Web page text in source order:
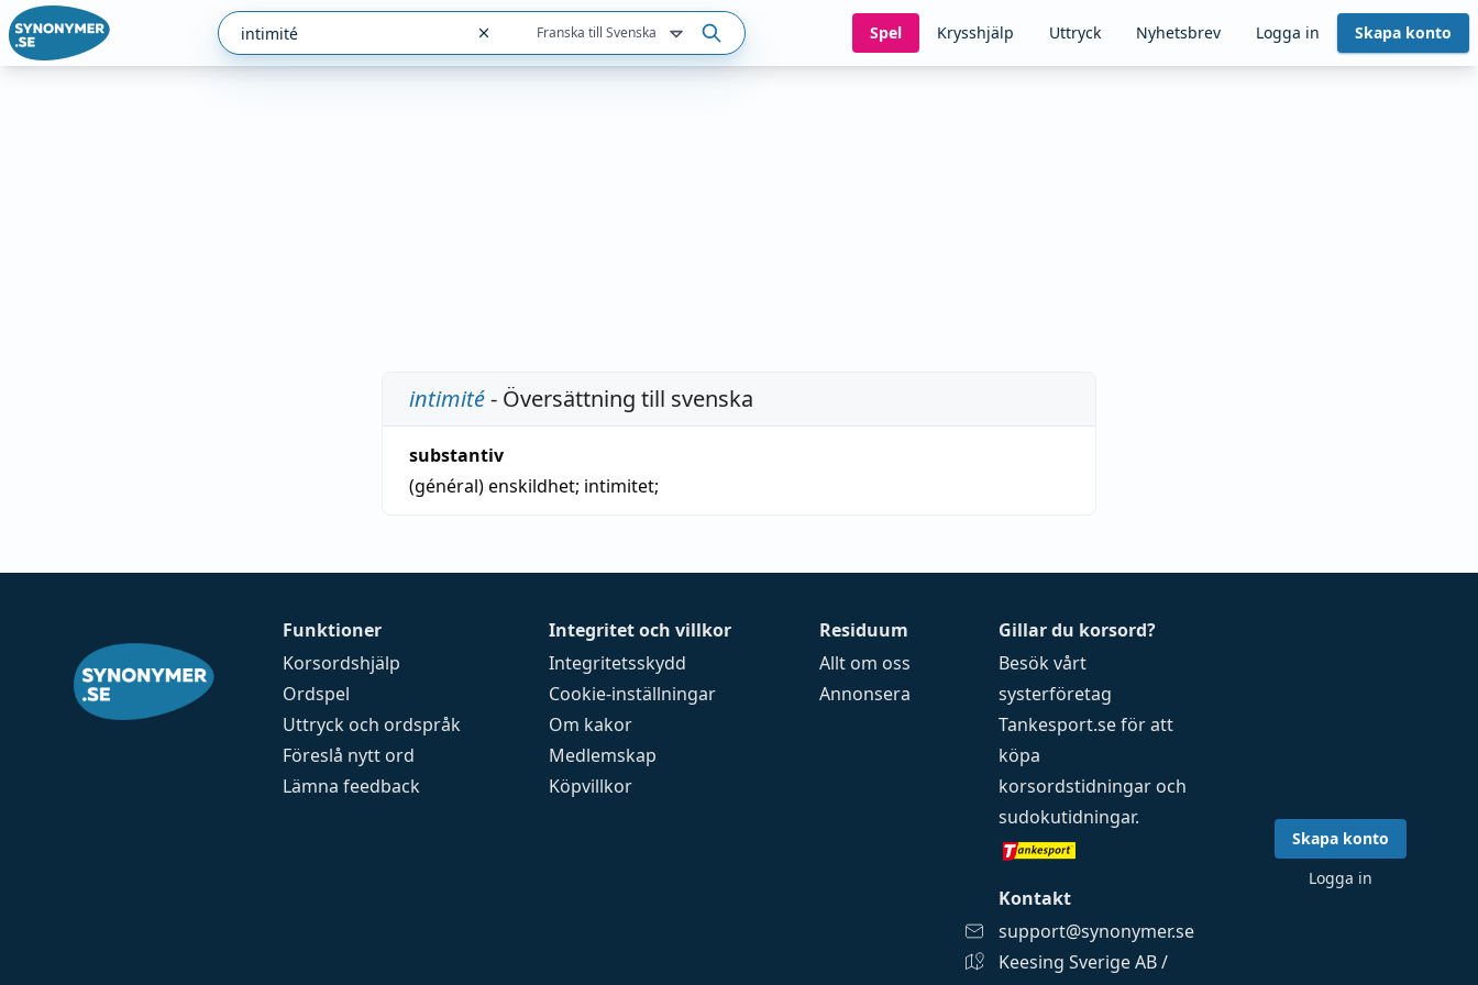
Franska till Svenska Spel Krysshjälp Uttryck Nyhetsbrev Logga in Skapa konto
intimité- Översättning till svenska
substantiv
(général)enskildhet; intimitet;
Funktioner
Korsordshjälp
Ordspel
Uttryck och ordspråk
Föreslå nytt ord
Lämna feedback
Integritet och villkor
Integritetsskydd
Cookie-inställningar
Om kakor
Medlemskap
Köpvillkor
Residuum
Allt om oss
Annonsera
Gillar du korsord?
Besök vårt
systerföretag
Tankesport.seför att
köpa
korsordstidningar och
sudokutidningar.
Kontakt
support@synonymer.se
Keesing Sverige AB /
Skapa konto
Logga in